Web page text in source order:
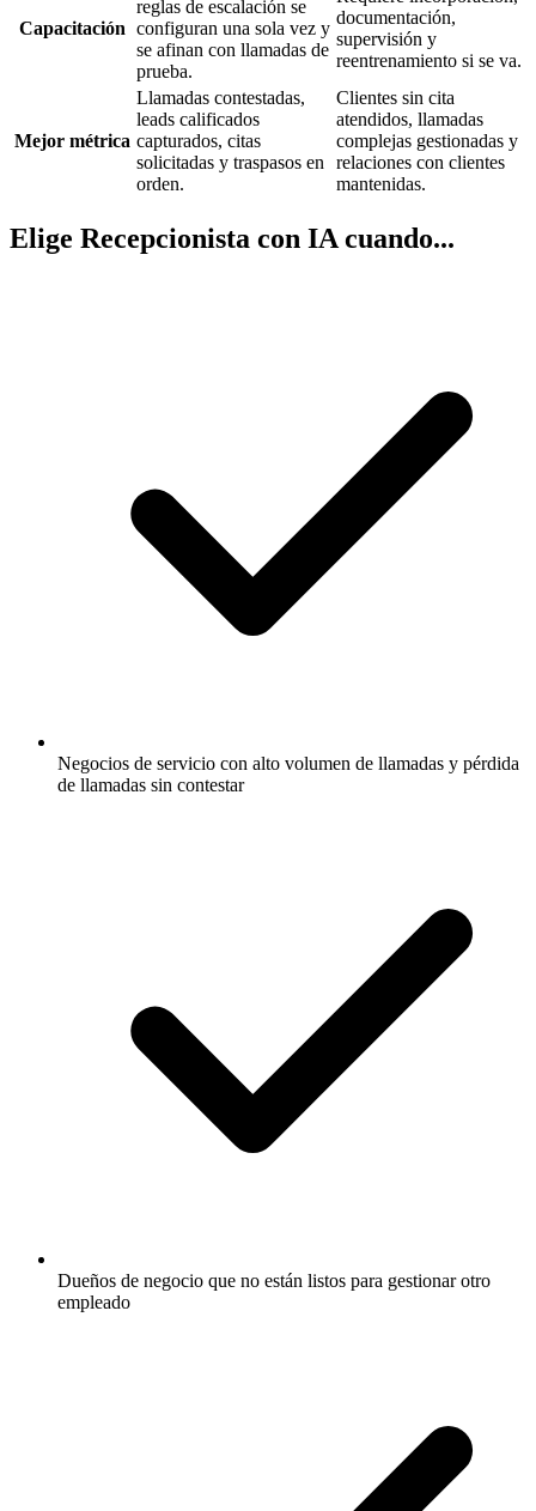
Capacitación
reglas de escalación se
configuran una sola vez y
se afinan con llamadas de
prueba.
documentación,
supervisión y
reentrenamiento si se va.
Mejor métrica
Llamadas contestadas,
leads calificados
capturados, citas
solicitadas y traspasos en
orden.
Clientes sin cita
atendidos, llamadas
complejas gestionadas y
relaciones con clientes
mantenidas.
Elige Recepcionista con IA cuando...
Negocios de servicio con alto volumen de llamadas y pérdida
de llamadas sin contestar
Dueños de negocio que no están listos para gestionar otro
empleado